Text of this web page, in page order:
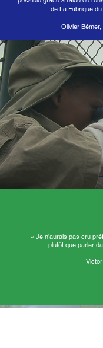
de La Fabrique
Olivier Bémer,
« Je n’aurais pas cru
plutôt que parler
Victor